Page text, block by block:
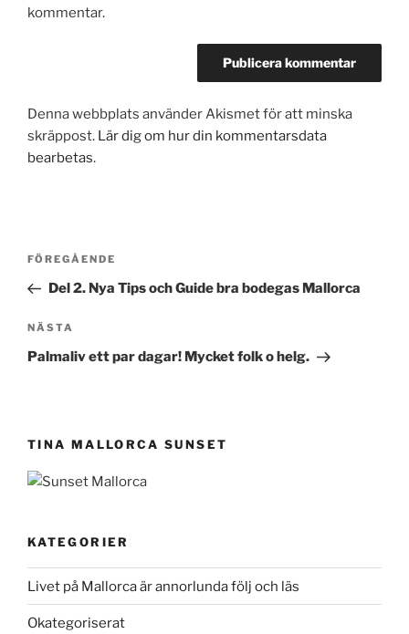
kommentar.
Denna webbplats använder Akismet för att minska
skräppost. Lär dig om hur din kommentarsdata
bearbetas.
Inläggsnavigering
Föregående
inlägg
FÖREGÅENDE
Del 2. Nya Tips och Guide bra bodegas Mallorca
Nästa
inlägg
NÄSTA
Palmaliv ett par dagar! Mycket folk o helg.
TINA MALLORCA SUNSET
KATEGORIER
Livet på Mallorca är annorlunda följ och läs
Okategoriserat